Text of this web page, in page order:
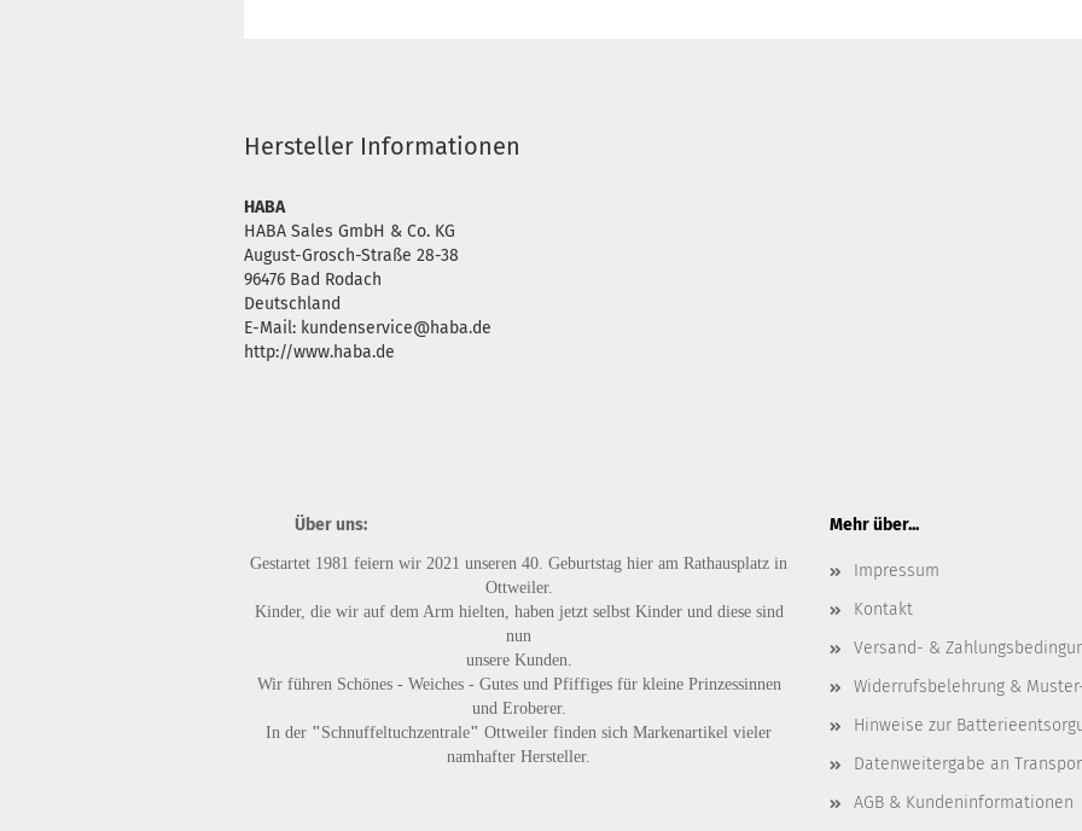
Hersteller Informationen
HABA
HABA Sales GmbH & Co. KG
August-Grosch-Straße 28-38
96476 Bad Rodach
Deutschland
E-Mail: kundenservice@haba.de
http://www.haba.de
Über uns:
Gestartet 1981 feiern wir 2021 unseren 40. Geburtstag hier am Rathausplatz in
Ottweiler.
Kinder, die wir auf dem Arm hielten, haben jetzt selbst Kinder und diese sind
nun
unsere Kunden.
Wir führen Schönes - Weiches - Gutes und Pfiffigesfür kleine Prinzessinnen
und Eroberer.
In der " Schnuffeltuchzentrale" Ottweiler finden sich Markenartikel vieler
namhafter Hersteller.
Mehr über...
Impressum
Kontakt
Versand- &
Widerrufsbelehrung &
Hinweise zur
Datenweitergabe an
AGB & Kundeninformationen